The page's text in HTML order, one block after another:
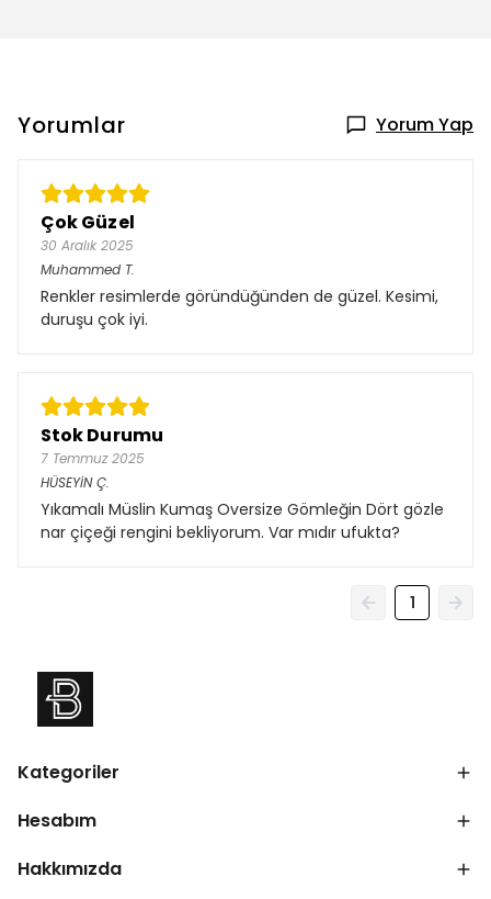
Yorumlar Yorum Yap
Çok Güzel
30 Aralık 2025
Muhammed T.
Renkler resimlerde göründüğünden de güzel. Kesimi,
duruşu çok iyi.
Stok Durumu
7 Temmuz 2025
HÜSEYİN Ç.
Yıkamalı Müslin Kumaş Oversize Gömleğin Dört gözle
nar çiçeği rengini bekliyorum. Var mıdır ufukta?
1
Kategoriler
Hesabım
Hakkımızda